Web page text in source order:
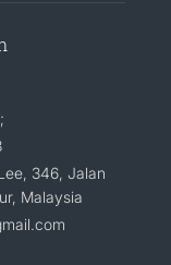
346, Jalan
Malaysia